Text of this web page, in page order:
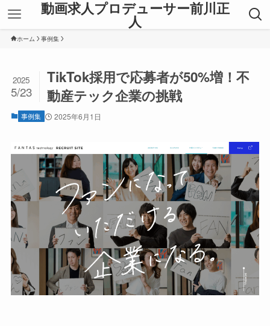
動画求人プロデューサー前川正
人
ホーム 事例集
TikTok採用で応募者が50%増！不
動産テック企業の挑戦
2025
5/23
事例集 2025年6月1日